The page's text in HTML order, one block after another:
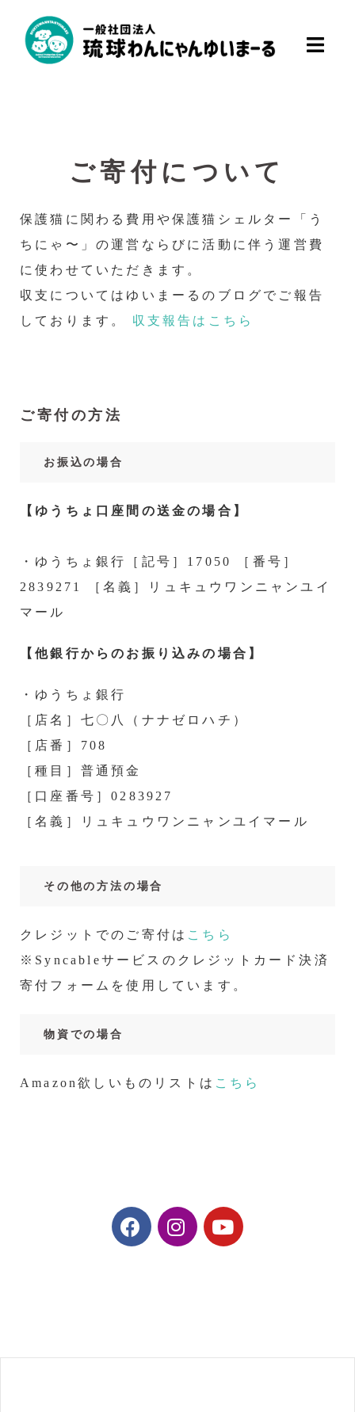
ご寄付について
保護猫に関わる費用や保護猫シェルター「う
ちにゃ〜」の運営ならびに活動に伴う運営費
に使わせていただきます。
収支についてはゆいまーるのブログでご報告
しております。 収支報告はこちら
ご寄付の方法
お振込の場合
【ゆうちょ口座間の送金の場合】
・ゆうちょ銀行［記号］17050 ［番号］
2839271 ［名義］リュキュウワンニャンユイ
マール
【他銀行からのお振り込みの場合】
・ゆうちょ銀行
［店名］七〇八（ナナゼロハチ）
［店番］708
［種目］普通預金
［口座番号］0283927
［名義］リュキュウワンニャンユイマール
その他の方法の場合
クレジットでのご寄付は こちら
※Syncableサービスのクレジットカード決済
寄付フォームを使用しています。
物資での場合
Amazon欲しいものリストは こちら